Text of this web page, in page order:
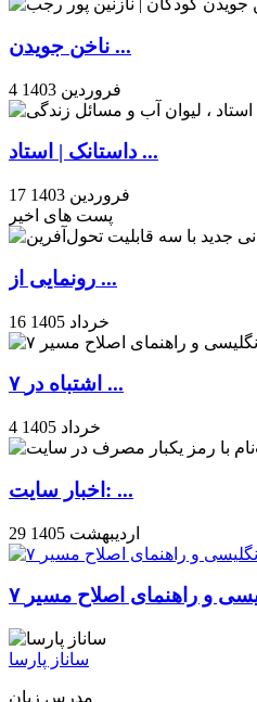
ناخن جویدن ...
4 فروردین 1403
داستانک | استاد ...
17 فروردین 1403
پست های اخیر
رونمایی از ...
16 خرداد 1405
۷ اشتباه در ...
4 خرداد 1405
اخبار سایت: ...
29 اردیبهشت 1405
و راهنمای اصلاح مسیر
ساناز پارسا
مدرس زبان